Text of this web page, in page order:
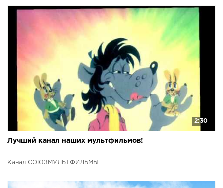
2:30
Лучший канал наших мультфильмов!
Канал СОЮЗМУЛЬТФИЛЬМЫ